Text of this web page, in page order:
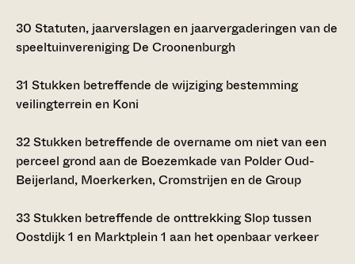
30 Statuten, jaarverslagen en jaarvergaderingen van de
speeltuinvereniging De Croonenburgh
31 Stukken betreffende de wijziging bestemming
veilingterrein en Koni
32Stukken betreffende de overname om niet van een
perceel grond aan de Boezemkade van Polder Oud-
Beijerland, Moerkerken, Cromstrijen en de Group
33Stukken betreffende de onttrekking Slop tussen
Oostdijk 1 en Marktplein 1 aan het openbaar verkeer